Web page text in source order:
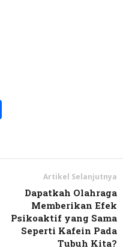
Artikel Selanjutnya
Dapatkah Olahraga
Memberikan Efek
Psikoaktif yang Sama
Seperti Kafein Pada
Tubuh Kita?